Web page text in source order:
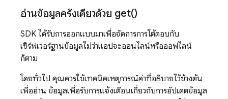
อ่านข้อมูลครั้งเดียวด้วย get()
SDK ได้รับการออกแบบมาเพื่อจัดการการโต้ตอบกับ
เซิร์ฟเวอร์ฐานข้อมูลไม่ว่าแอปจะออนไลน์หรือออฟไลน์
ก็ตาม
โดยทั่วไป คุณควรใช้เทคนิคเหตุการณ์ค่าที่อธิบายไว้ข้างต้น
เพื่ออ่าน ข้อมูลเพื่อรับการแจ้งเตือนเกี่ยวกับการอัปเดตข้อมูล